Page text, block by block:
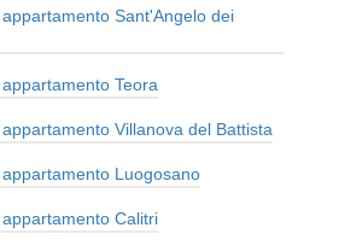
Sant'Angelo dei
Teora
Villanova del Battista
Luogosano
Calitri